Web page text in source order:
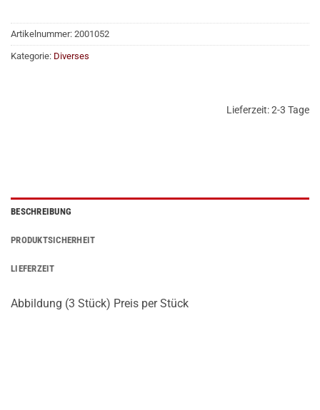
Artikelnummer: 2001052
Kategorie: Diverses
Lieferzeit:2-3 Tage
BESCHREIBUNG
PRODUKTSICHERHEIT
LIEFERZEIT
Abbildung (3 Stück) Preis per Stück